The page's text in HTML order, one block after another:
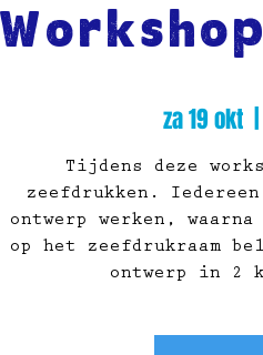
za 19 okt
Tijdens deze
zeefdrukken.
ontwerp werken,
op het zeefdrukraam
ontwerp in 2